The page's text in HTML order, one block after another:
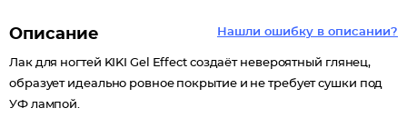
Нашли ошибку в описании?
Описание
Лак для ногтей KIKI Gel Effect создаёт невероятный глянец,
образует идеально ровное покрытие и не требует сушки под
УФ лампой.